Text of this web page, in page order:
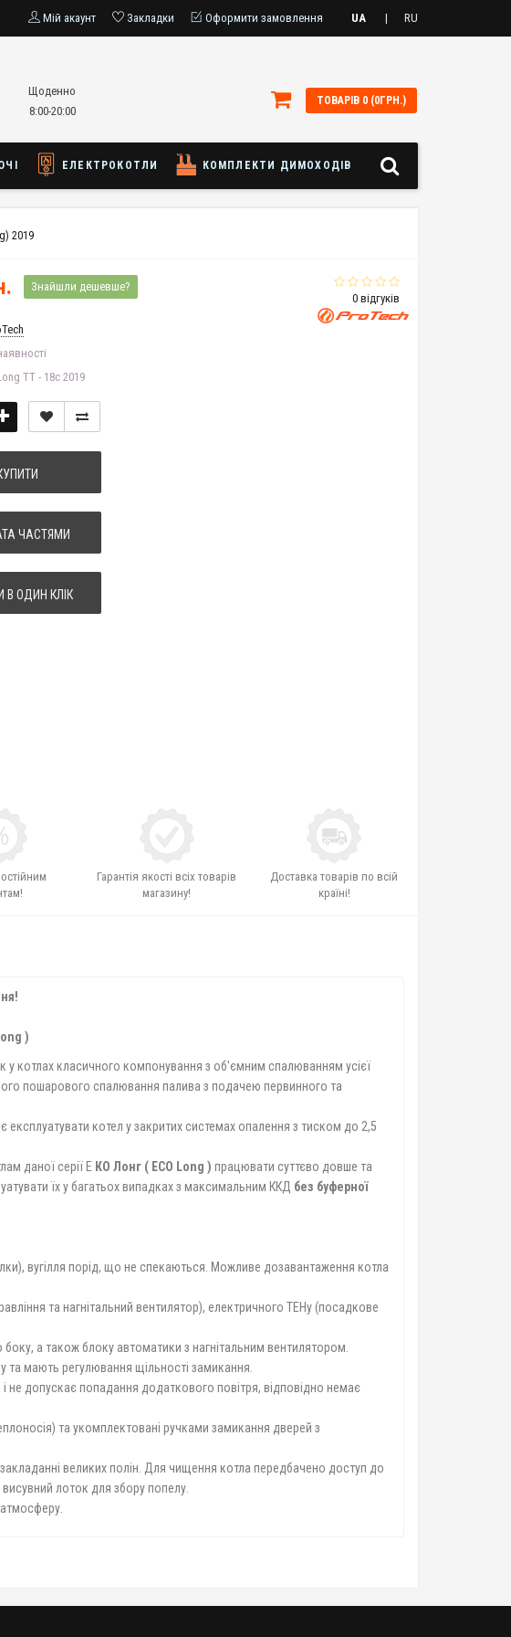
Мій акаунт Закладки Оформити замовлення UA | RU
Щоденно
8:00-20:00
ТОВАРІВ 0 (0ГРН.)
ЕЛЕКТРОКОТЛИ КОМПЛЕКТИ ДИМОХОДІВ
2019
0 відгуків
Знайшли дешевше?
ТТ - 18с 2019
ЧАСТЯМИ
ОДИН КЛІК
Гарантія якості всіх товарів
магазину!
Доставка товарів по всій
країні!
ong )
у котлах класичного компонування з об'ємним спалюванням усієї
пошарового спалювання палива з подачею первинного та
котел у закритих системах опалення з тиском до 2,5
даної серії Е КО Лонг ( ECO Long ) працювати суттєво довше та
їх у багатьох випадках з максимальним ККД без буферної
вугілля порід, що не спекаються. Можливе дозавантаження котла
та нагнітальний вентилятор), електричного ТЕНу (посадкове
а також блоку автоматики з нагнітальним вентилятором.
та мають регулювання щільності замикання.
допускає попадання додаткового повітря, відповідно немає
та укомплектовані ручками замикання дверей з
великих полін. Для чищення котла передбачено доступ до
висувний лоток для збору попелу.